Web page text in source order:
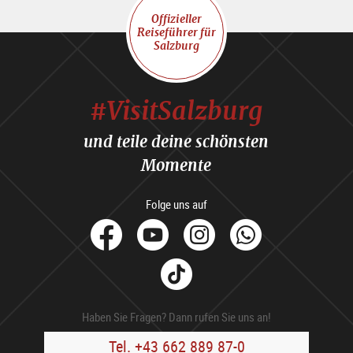
Offizieller
Reiseführer für
Salzburg
#VisitSalzburg
und teile deine schönsten
Momente
Folge uns auf
facebook
YoutubeInstagram
Tik
Tok
Haben Sie Fragen? Dann rufen Sie uns an!
Tel. +43 662 889 87-0